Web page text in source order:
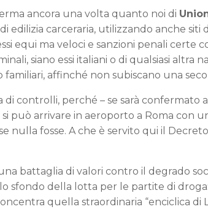
ancora una volta quanto noi di
edilizia carceraria, utilizzando anche
equi ma veloci e sanzioni penali certe
siano essi italiani o di qualsiasi altra
affinché non subiscano una
di controlli, perché – se sarà
può arrivare in aeroporto a Roma con
nulla fosse. A che è servito qui il
battaglia di valori contro il degrado
sfondo della lotta per le partite di
quella straordinaria “enciclica di